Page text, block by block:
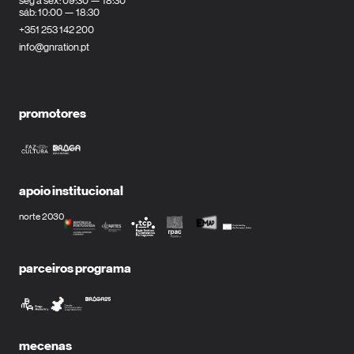
sáb: 10:00 — 18:30
+351 253 142 200
info@gnration.pt
promotores
apoio institucional
norte 2030
parceiros programa
mecenas